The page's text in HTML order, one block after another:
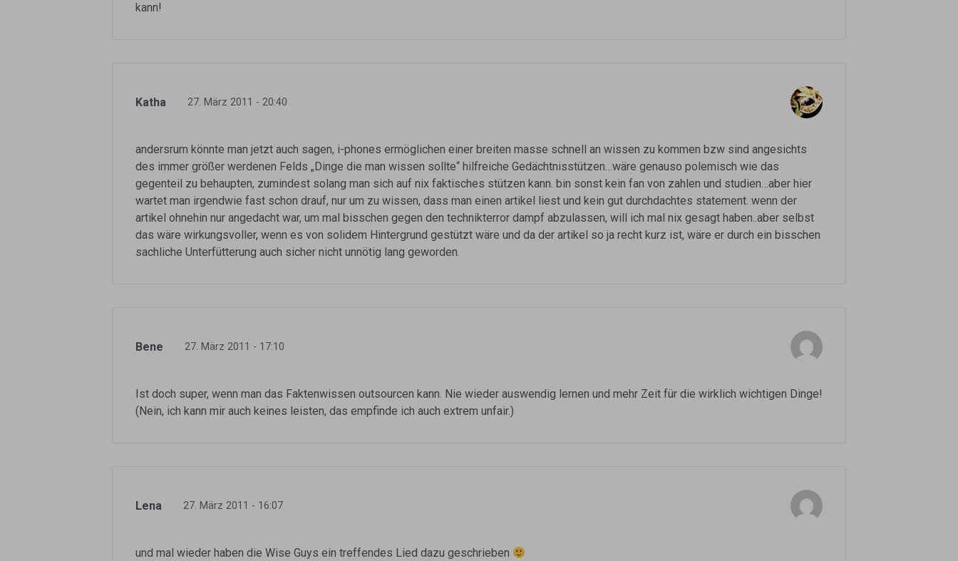
kann!
Katha 27. März 2011 - 20:40
andersrum könnte man jetzt auch sagen, i-phones ermöglichen einer breiten masse schnell an wissen zu kommen bzw sind angesichts
des immer größer werdenen Felds „Dinge die man wissen sollte“ hilfreiche Gedächtnisstützen…wäre genauso polemisch wie das
gegenteil zu behaupten, zumindest solang man sich auf nix faktisches stützen kann. bin sonst kein fan von zahlen und studien…aber hier
wartet man irgendwie fast schon drauf, nur um zu wissen, dass man einen artikel liest und kein gut durchdachtes statement. wenn der
artikel ohnehin nur angedacht war, um mal bisschen gegen den technikterror dampf abzulassen, will ich mal nix gesagt haben..aber selbst
das wäre wirkungsvoller, wenn es von solidem Hintergrund gestützt wäre und da der artikel so ja recht kurz ist, wäre er durch ein bisschen
sachliche Unterfütterung auch sicher nicht unnötig lang geworden.
Bene 27. März 2011 - 17:10
Ist doch super, wenn man das Faktenwissen outsourcen kann. Nie wieder auswendig lernen und mehr Zeit für die wirklich wichtigen Dinge!
(Nein, ich kann mir auch keines leisten, das empfinde ich auch extrem unfair.)
Lena 27. März 2011 - 16:07
und mal wieder haben die Wise Guys ein treffendes Lied dazu geschrieben